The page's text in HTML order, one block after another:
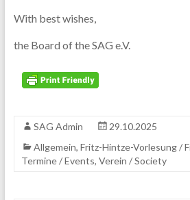
With best wishes,
the Board of the SAG e.V.
SAG Admin
29.10.2025
Allgemein, Fritz-Hintze-Vorlesung /
Termine / Events, Verein / Society